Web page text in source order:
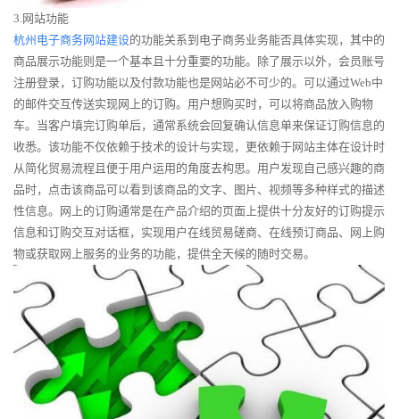
3.网站功能
杭州电子商务网站建设的功能关系到电子商务业务能否具体实现，其中的
商品展示功能则是一个基本且十分重要的功能。除了展示以外，会员账号
注册登录，订购功能以及付款功能也是网站必不可少的。可以通过Web中
的邮件交互传送实现网上的订购。用户想购买时，可以将商品放入购物
车。当客户填完订购单后，通常系统会回复确认信息单来保证订购信息的
收悉。该功能不仅依赖于技术的设计与实现，更依赖于网站主体在设计时
从简化贸易流程且便于用户运用的角度去构思。用户发现自己感兴趣的商
品时，点击该商品可以看到该商品的文字、图片、视频等多种样式的描述
性信息。网上的订购通常是在产品介绍的页面上提供十分友好的订购提示
信息和订购交互对话框，实现用户在线贸易磋商、在线预订商品、网上购
物或获取网上服务的业务的功能，提供全天候的随时交易。